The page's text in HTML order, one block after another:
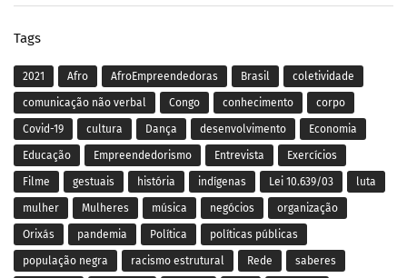
Tags
2021 Afro AfroEmpreendedoras Brasil coletividade
comunicação não verbal Congo conhecimento corpo
Covid-19 cultura Dança desenvolvimento Economia
Educação Empreendedorismo Entrevista Exercícios
Filme gestuais história indígenas Lei 10.639/03 luta
mulher Mulheres música negócios organização
Orixás pandemia Política políticas públicas
população negra racismo estrutural Rede saberes